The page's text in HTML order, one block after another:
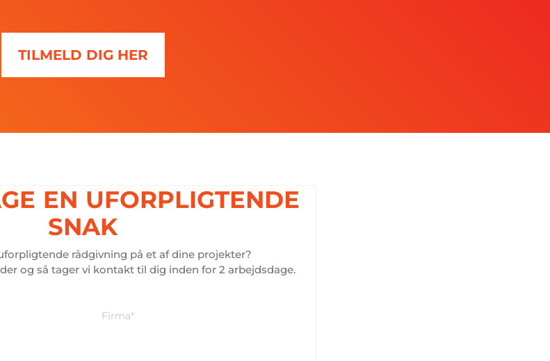
TILMELD DIG HER
EN UFORPLIGTENDE
SNAK
rådgivning på et af dine projekter?
og så tager vi kontakt til dig inden for 2 arbejdsdage.